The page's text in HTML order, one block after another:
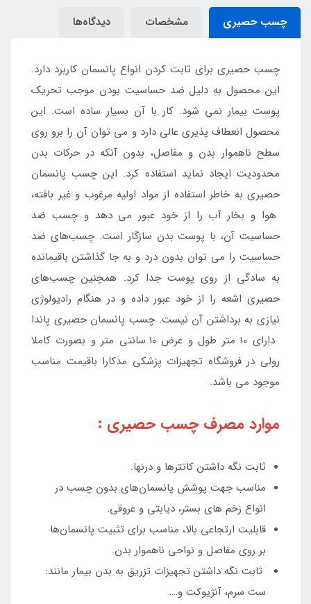
چسب حصیری مشخصات دیدگاه‌ها
چسب حصیری برای ثابت کردن انواع پانسمان کاربرد دارد.
این محصول به دلیل ضد حساسیت بودن موجب تحریک
پوست بیمار نمی شود. کار با آن بسیار ساده است. این
محصول انعطاف پذیری عالی دارد و می توان آن را برو روی
سطح ناهموار بدن و مفاصل، بدون آنکه در حرکات بدن
محدودیت ایجاد نماید استفاده کرد. این چسب پانسمان
حصیری به خاطر استفاده از مواد اولیه مرغوب و غیر بافته،
هوا و بخار آب را از خود عبور می دهد و چسب ضد
حساسیت آن، با پوست بدن سازگار است. چسب‌های ضد
حساسیت را می توان بدون درد و به جا گذاشتن باقیمانده
به سادگی از روی پوست جدا کرد. همچنین چسب‌های
حصیری اشعه را از خود عبور داده و در هنگام رادیولوژی
نیازی به برداشتن آن نیست. چسب پانسمان حصیری پاندا
دارای 10 متر طول و عرض 10 سانتی متر و بصورت کاملا
رولی در فروشگاه تجهیزات پزشکی مدکارا باقیمت مناسب
موجود می باشد.
موارد مصرف چسب حصیری :
ثابت نگه داشتن کاتترها و درنها.
مناسب جهت پوشش پانسمان‌های بدون چسب در
انواع زخم های بستر، دیابتی و عروقی.
قابلیت ارتجاعی بالا، مناسب برای تثبیت پانسمان‌ها
بر روی مفاصل و نواحی ناهموار بدن.
ثابت نگه داشتن تجهیزات تزریق به بدن بیمار مانند:
ست سرم، آنژیوکت و….